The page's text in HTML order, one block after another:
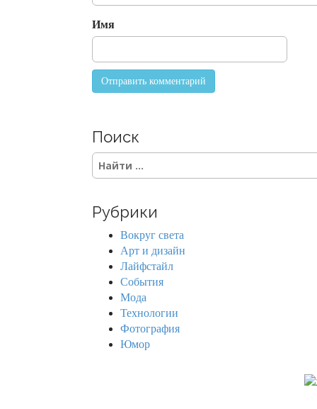
n
Имя
Поиск
S
e
c
Рубрики
Вокруг света
Арт и дизайн
Лайфстайл
События
Мода
Технологии
Фотография
Юмор